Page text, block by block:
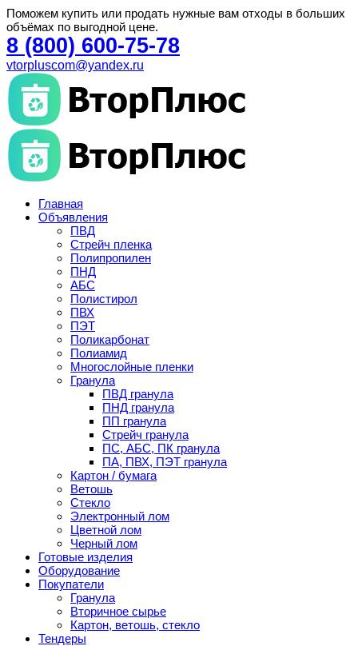
Поможем купить или продать нужные вам отходы в больших
объёмах по выгодной цене.
8 (800) 600-75-78
vtorpluscom@yandex.ru
Главная
Объявления
ПВД
Стрейч пленка
Полипропилен
ПНД
АБС
Полистирол
ПВХ
ПЭТ
Поликарбонат
Полиамид
Многослойные пленки
Гранула
ПВД гранула
ПНД гранула
ПП гранула
Стрейч гранула
ПС, АБС, ПК гранула
ПА, ПВХ, ПЭТ гранула
Картон / бумага
Ветошь
Стекло
Электронный лом
Цветной лом
Черный лом
Готовые изделия
Оборудование
Покупатели
Гранула
Вторичное сырье
Картон, ветошь, стекло
Тендеры